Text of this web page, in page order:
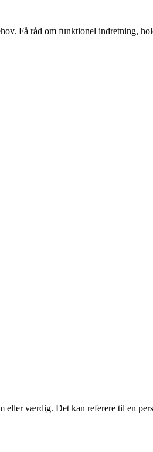
Få råd om funktionel indretning,
værdig. Det kan referere til en